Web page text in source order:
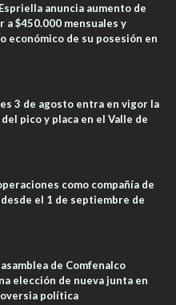
anuncia aumento de
a $450.000 mensuales y
económico de su posesión en
3 de agosto entra en vigor la
pico y placa en el Valle de
como compañía de
el 1 de septiembre de
de Comfenalco
elección de nueva junta en
política